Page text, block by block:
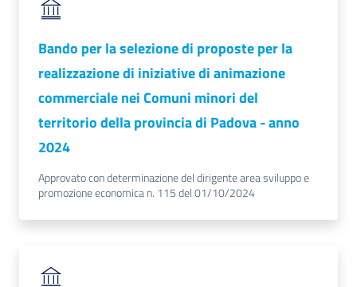
Bando per la selezione di proposte per la
realizzazione di iniziative di animazione
commerciale nei Comuni minori del
territorio della provincia di Padova - anno
2024
Approvato con determinazione del dirigente area sviluppo e
promozione economica n. 115 del 01/10/2024